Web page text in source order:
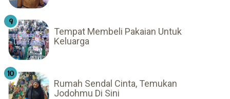
Tempat Membeli Pakaian Untuk
Keluarga
Rumah Sendal Cinta, Temukan
Jodohmu Di Sini